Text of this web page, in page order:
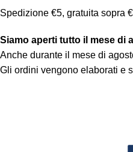
Spedizione €5, gratuita sopra
Siamo aperti tutto il mese di
Anche durante il mese di
Gli ordini vengono elaborati e